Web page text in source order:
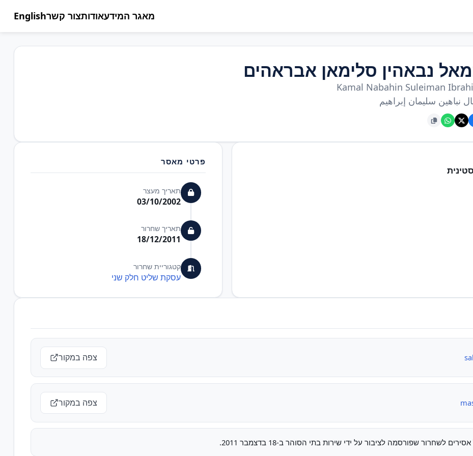
מאגר המידעאודותצור קשרEnglish
נבאהין סלימאן אבראהים
Kamal Nabahin Suleiman
نباهين سليمان إبراهيم
פרטי מאסר
תאריך מעצר
03/10/2002
תאריך שחרור
18/12/2011
קטגוריית שחרור
עסקת שליט חלק שני
צפה במקור
צפה במקור
לשחרור שפורסמה לציבור על ידי שירות בתי הסוהר ב-18 בדצמבר 2011.